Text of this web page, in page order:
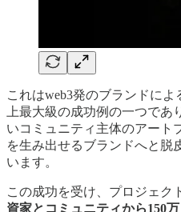
これはweb3発のブランドに
上最大級の成功例の一つであ
いコミュニティ主体のアート
を生み出せるブランドへと脱
います。
この成功を受け、プロジェク
資家とコミュニティから150